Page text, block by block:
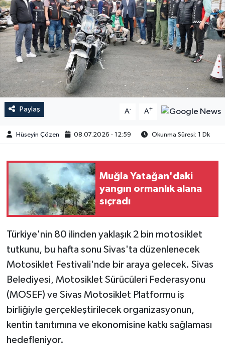
Paylaş A- A+
Hüseyin Çözen 08.07.2026 - 12:59 Okunma Süresi: 1 Dk
Muğla Yatağan'daki
yangın ormanlık alana
sıçradı
Türkiye'nin 80 ilinden yaklaşık 2 bin motosiklet
tutkunu, bu hafta sonu Sivas'ta düzenlenecek
Motosiklet Festivali'nde bir araya gelecek. Sivas
Belediyesi, Motosiklet Sürücüleri Federasyonu
(MOSEF) ve Sivas Motosiklet Platformu iş
birliğiyle gerçekleştirilecek organizasyonun,
kentin tanıtımına ve ekonomisine katkı sağlaması
hedefleniyor.